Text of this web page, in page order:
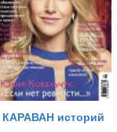
КАРАВАН историй